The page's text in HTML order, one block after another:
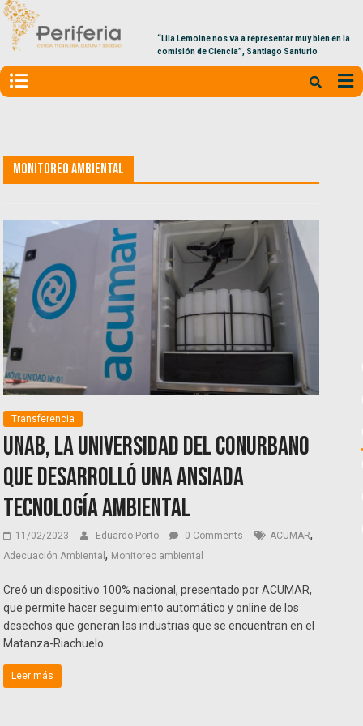
“Lila Lemoine nos va a representar muy bien en la
comisión de Ciencia”, Santiago Santurio
Monitoreo ambiental
Transferencia
UNaB, la universidad del conurbano
que desarrolló una ansiada
tecnología ambiental
11/02/2023 Eduardo Porto 0 Comments ACUMAR,
Adecuación Ambiental, Monitoreo ambiental
Creó un dispositivo 100% nacional, presentado por ACUMAR,
que permite hacer seguimiento automático y online de los
desechos que generan las industrias que se encuentran en el
Matanza-Riachuelo.
Leer más